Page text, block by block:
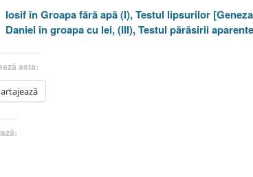
Iosif în Groapa fără apă (I), Testul lipsurilor
Daniel în groapa cu lei, (III), Testul părăsirii
asta: